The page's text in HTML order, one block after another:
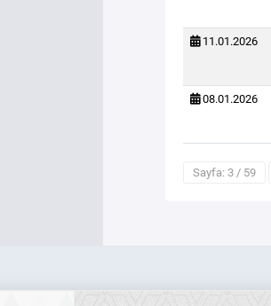
11.01.2026
08.01.2026
Sayfa: 3 / 59